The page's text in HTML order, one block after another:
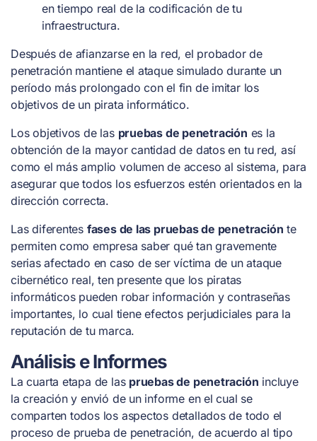
en tiempo real de la codificación de tu
infraestructura.
Después de afianzarse en la red, el probador de
penetración mantiene el ataque simulado durante un
período más prolongado con el fin de imitar los
objetivos de un pirata informático.
Los objetivos de las pruebas de penetración es la
obtención de la mayor cantidad de datos en tu red, así
como el más amplio volumen de acceso al sistema, para
asegurar que todos los esfuerzos estén orientados en la
dirección correcta.
Las diferentes fases de las pruebas de penetración te
permiten como empresa saber qué tan gravemente
serias afectado en caso de ser víctima de un ataque
cibernético real, ten presente que los piratas
informáticos pueden robar información y contraseñas
importantes, lo cual tiene efectos perjudiciales para la
reputación de tu marca.
Análisis e Informes
La cuarta etapa de las pruebas de penetración incluye
la creación y envió de un informe en el cual se
comparten todos los aspectos detallados de todo el
proceso de prueba de penetración, de acuerdo al tipo